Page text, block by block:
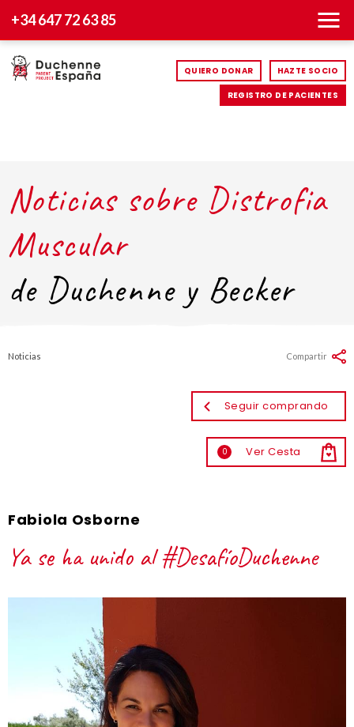
+34 647 72 63 85
QUIERO DONAR HAZTE SOCIO
REGISTRO DE PACIENTES
Noticias sobre Distrofia
Muscular
de Duchenne y Becker
Noticias
Seguir comprando
0 Ver Cesta
Compartir
Fabiola Osborne
Ya se ha unido al #DesafíoDuchenne